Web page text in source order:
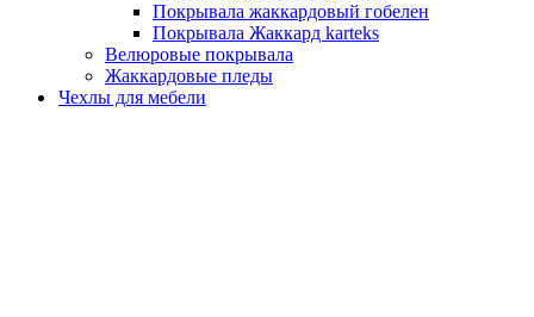
Покрывала жаккардовый гобелен
Покрывала Жаккард karteks
Велюровые покрывала
Жаккардовые пледы
Чехлы для мебели